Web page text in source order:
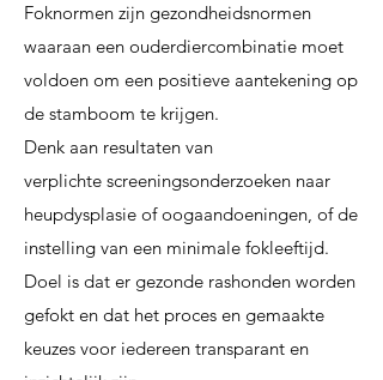
Foknormen zijn gezondheidsnormen
waaraan een ouderdiercombinatie moet
voldoen om een positieve aantekening op
de stamboom te krijgen.
Denk aan resultaten van
verplichte screeningsonderzoeken naar
heupdysplasie of oogaandoeningen, of de
instelling van een minimale fokleeftijd.
Doel is dat er gezonde rashonden worden
gefokt en dat het proces en gemaakte
keuzes voor iedereen transparant en